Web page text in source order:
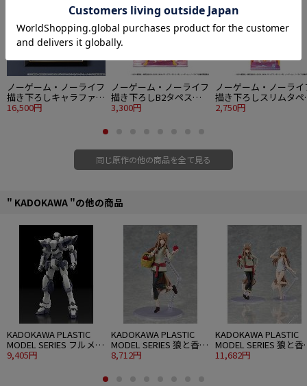
ノーゲーム・ノーライフ
描き下ろしキャラファイ
ングラフ ナイトウェア
16,500円
ノーゲーム・ノーライフ
描き下ろしB2タペスト
リー ナイトウェア ver.
3,300円
ノーゲーム・ノーライ
描き下ろしスリムタペ
トリー 白 ナイトウェ
2,750円
同じ原作の他の商品を全て見る
" KADOKAWA "の他の商品
KADOKAWA PLASTIC
MODEL SERIES フルメタ
ル・パニック！ 1/48
9,405円
KADOKAWA PLASTIC
MODEL SERIES 狼と香辛
料 MERCHANT MEETS
8,712円
KADOKAWA PLASTIC
MODEL SERIES 狼と香
料 MERCHANT MEETS
11,682円